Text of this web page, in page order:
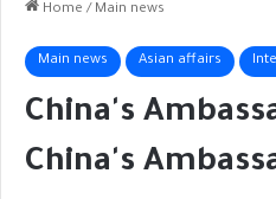
Home / Main news
Main news Asian affairs
China's
China's